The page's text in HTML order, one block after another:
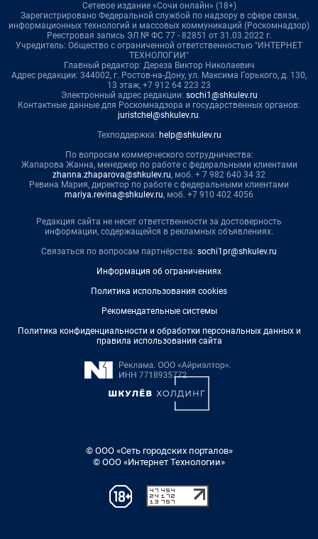
Сетевое издание «Сочи онлайн» (18+)
Зарегистрировано Федеральной службой по надзору в сфере связи,
информационных технологий и массовых коммуникаций (Роскомнадзор)
Реестровая запись ЭЛ № ФС 77 - 82851 от 31.03.2022 г.
Учредитель: Общество с ограниченной ответственностью "ИНТЕРНЕТ
ТЕХНОЛОГИИ"
Главный редактор: Дереза Виктор Николаевич
Адрес редакции: 344002, г. Ростов-на-Дону, ул. Максима Горького, д. 130,
13 этаж, +7 912 64 223 23
Электронный адрес редакции: sochi1@shkulev.ru
Контактные данные для Роскомнадзора и государственных органов:
juristchel@shkulev.ru.
Техподдержка: help@shkulev.ru
По вопросам коммерческого сотрудничества:
Жапарова Жанна, менеджер по работе с федеральными клиентами
zhanna.zhaparova@shkulev.ru, моб. + 7 982 640 34 32
Ревина Мария, директор по работе с федеральными клиентами
mariya.revina@shkulev.ru, моб. +7 910 402 4056
Редакция сайта не несет ответственности за достоверность
информации, содержащейся в рекламных объявлениях.
Связаться по вопросам партнёрства: sochi1pr@shkulev.ru
Информация об ограничениях
Политика использования cookies
Рекомендательные системы
Политика конфиденциальности и обработки персональных данных и
правила использования сайта
© ООО «Сеть городских порталов»
© ООО «Интернет Технологии»